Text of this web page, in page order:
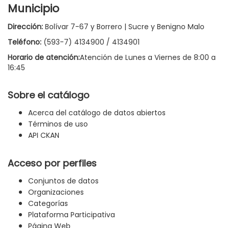
Municipio
Dirección: Bolívar 7-67 y Borrero | Sucre y Benigno Malo
Teléfono: (593-7) 4134900 / 4134901
Horario de atención:Atención de Lunes a Viernes de 8:00 a
16:45
Sobre el catálogo
Acerca del catálogo de datos abiertos
Términos de uso
API CKAN
Acceso por perfiles
Conjuntos de datos
Organizaciones
Categorías
Plataforma Participativa
Página Web